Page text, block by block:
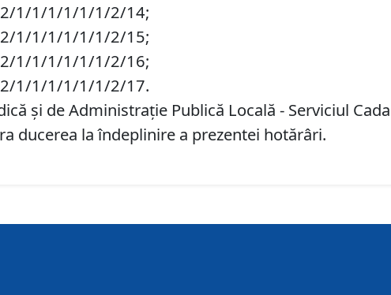
2/1/1/1/1/1/1/2/14;
2/1/1/1/1/1/1/2/15;
2/1/1/1/1/1/1/2/16;
2/1/1/1/1/1/1/2/17.
și de Administrație Publică Locală - Serviciul
ducerea la îndeplinire a prezentei hotărâri.